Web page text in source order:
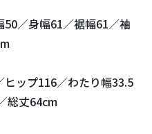
50／身幅61／裾幅61／袖
ヒップ116／わたり幅33.5
総丈64cm